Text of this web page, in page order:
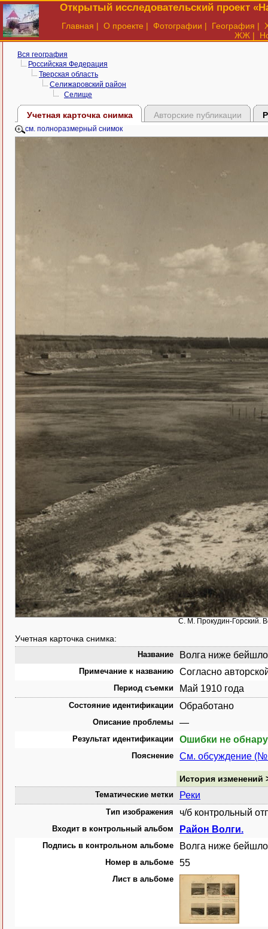
Открытый исследовательский проект
Главная | О проекте | Фотографии | География |
ЖЖ |
Вся география
Российская Федерация
Тверская область
Селижаровский район
Селище
Учетная карточка снимка Авторские публикации
см. полноразмерный снимок
С. М. Прокудин-Горский.
Учетная карточка снимка:
Название Волга ниже
Примечание к названию Согласно
Период съемки Май 1910 года
Состояние идентификации Обработано
Описание проблемы —
Результат идентификации Ошибки не
Пояснение См. обсуждение
История изменений
Тематические метки Реки
Тип изображения ч/б контрольный
Входит в контрольный альбом Район Волги.
Подпись в контрольном альбоме Волга ниже
Номер в альбоме 55
Лист в альбоме